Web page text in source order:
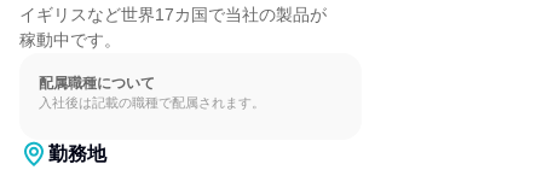
イギリスなど世界17カ国で当社の製品が
稼動中です。
配属職種について
入社後は記載の職種で配属されます。
勤務地